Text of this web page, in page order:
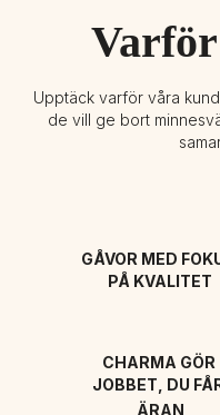
Upptäck varför våra
de vill ge bort
GÅVOR MED
PÅ KVALITET
CHARMA GÖR
JOBBET, DU
ÄRAN